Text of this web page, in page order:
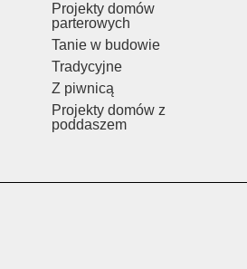
Projekty domów
parterowych
Tanie w budowie
Tradycyjne
Z piwnicą
Projekty domów z
poddaszem